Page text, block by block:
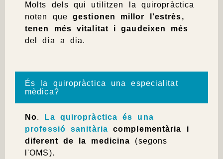
Molts dels qui utilitzen la quiropràctica
noten que gestionen millor l'estrès,
tenen més vitalitat i gaudeixen més
del dia a dia.
És la quiropràctica una especialitat
mèdica?
No.
La quiropràctica és una
professió sanitària complementària i
diferent de la medicina (segons
l'OMS).